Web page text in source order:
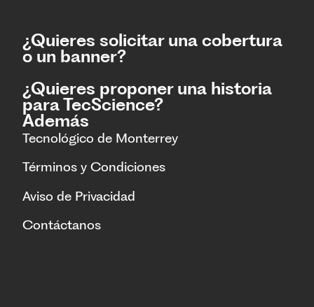
¿Quieres solicitar una cobertura
o un banner?
¿Quieres proponer una historia
para TecScience?
Además
Tecnológico de Monterrey
Términos y Condiciones
Aviso de Privacidad
Contáctanos